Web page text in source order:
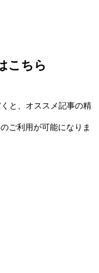
こちら
と、オススメ記事の精
ご利用が可能になりま